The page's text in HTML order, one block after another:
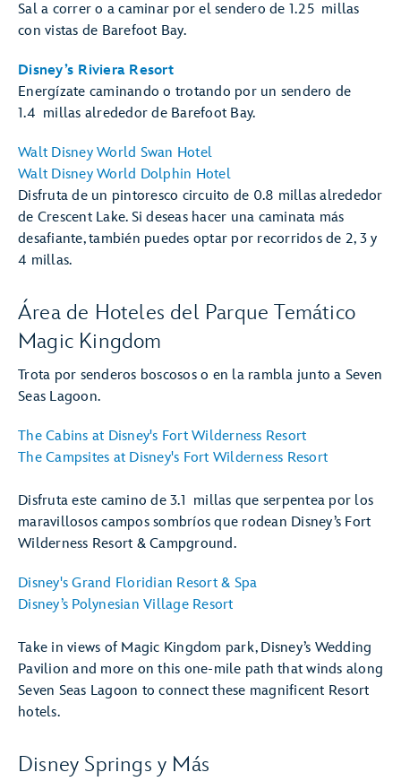
Sal a correr o a caminar por el sendero de 1.25 millas
con vistas de Barefoot Bay.
Disney’s Riviera Resort
Energízate caminando o trotando por un sendero de
1.4 millas alrededor de Barefoot Bay.
Walt Disney World Swan Hotel
Walt Disney World Dolphin Hotel
Disfruta de un pintoresco circuito de 0.8 millas alrededor
de Crescent Lake. Si deseas hacer una caminata más
desafiante, también puedes optar por recorridos de 2, 3 y
4 millas.
Área de Hoteles del Parque Temático
Magic Kingdom
Trota por senderos boscosos o en la rambla junto a Seven
Seas Lagoon.
The Cabins at Disney's Fort Wilderness Resort
The Campsites at Disney's Fort Wilderness Resort
Disfruta este camino de 3.1 millas que serpentea por los
maravillosos campos sombríos que rodean Disney’s Fort
Wilderness Resort & Campground.
Disney's Grand Floridian Resort & Spa
Disney’s Polynesian Village Resort
Take in views of Magic Kingdom park, Disney’s Wedding
Pavilion and more on this one-mile path that winds along
Seven Seas Lagoon to connect these magnificent Resort
hotels.
Disney Springs y Más